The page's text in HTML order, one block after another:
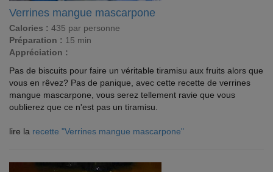
Verrines mangue mascarpone
Calories : 435 par personne
Préparation : 15 min
Appréciation :
Pas de biscuits pour faire un véritable tiramisu aux fruits alors que
vous en rêvez? Pas de panique, avec cette recette de verrines
mangue mascarpone, vous serez tellement ravie que vous
oublierez que ce n'est pas un tiramisu.
lire la recette "Verrines mangue mascarpone"